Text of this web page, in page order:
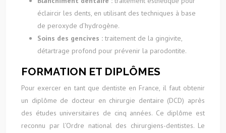
éclaircir les dents, en utilisant des techniques à base
de peroxyde d’hydrogène.
Soins des gencives :traitement de la gingivite,
détartrage profond pour prévenir la parodontite.
FORMATION ET DIPLÔMES
Pour exercer en tant que dentiste en France, il faut obtenir
un diplôme de docteur en chirurgie dentaire (DCD) après
des études universitaires de cinq années. Ce diplôme est
reconnu par l’Ordre national des chirurgiens-dentistes. Le